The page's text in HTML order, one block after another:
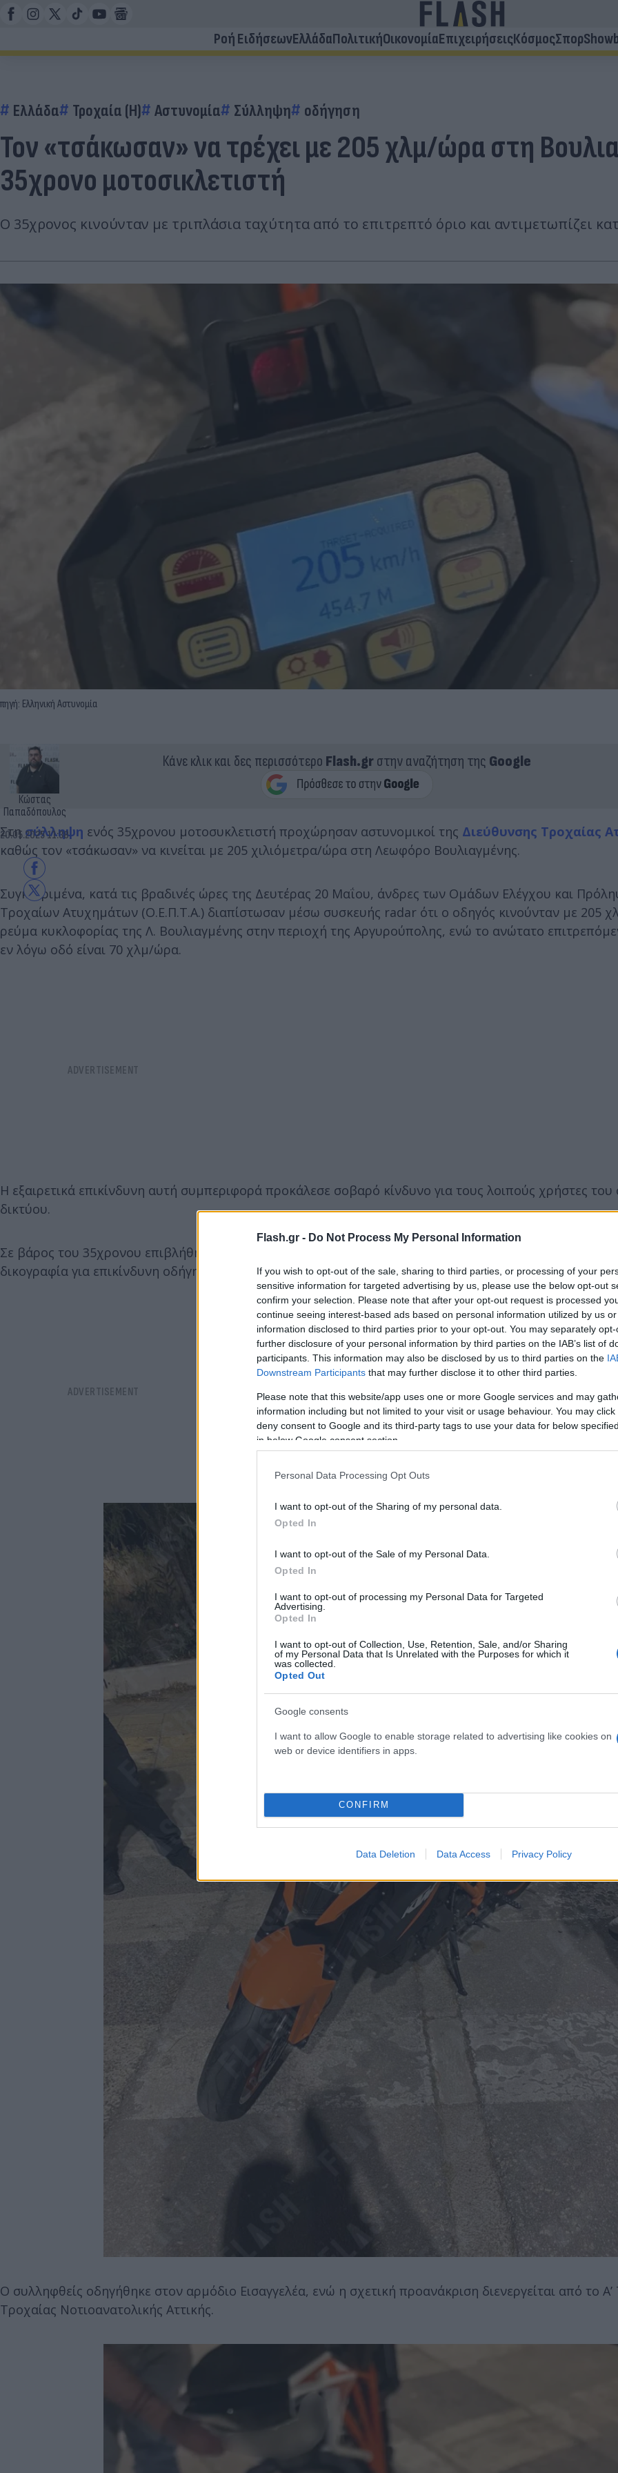
Flash.gr - Do Not Process My Personal Information
If you wish to opt-out of the sale, sharing to third parties, or processing of your
sensitive information for targeted advertising by us, please use the below opt-out
confirm your selection. Please note that after your opt-out request is processed
continue seeing interest-based ads based on personal information utilized by us
information disclosed to third parties prior to your opt-out. You may separately
further disclosure of your personal information by third parties on the IAB’s list of
participants. This information may also be disclosed by us to third parties on the
Downstream Participants that may further disclose it to other third parties.
Please note that this website/app uses one or more Google services and may
information including but not limited to your visit or usage behaviour. You may
deny consent to Google and its third-party tags to use your data for below
in below Google consent section.
Personal Data Processing Opt Outs
I want to opt-out of the Sharing of my personal data.
Opted In
I want to opt-out of the Sale of my Personal Data.
Opted In
I want to opt-out of processing my Personal Data for Targeted
Advertising.
Opted In
I want to opt-out of Collection, Use, Retention, Sale, and/or Sharing
of my Personal Data that Is Unrelated with the Purposes for which it
was collected.
Opted Out
Google consents
I want to allow Google to enable storage related to advertising like cookies on
web or device identifiers in apps.
CONFIRM
Data Deletion Data Access Privacy Policy
Ροή ΕιδήσεωνΕλλάδαΠολιτικήΟικονομίαΕπιχειρήσειςΚόσμοςΣπορ
Ελλάδα Τροχαία (Η) Αστυνομία Σύλληψη οδήγηση
Τον «τσάκωσαν» να τρέχει με 205 χλμ/ώρα στη
35χρονο μοτοσικλετιστή
Ο 35χρονος κινούνταν με τριπλάσια ταχύτητα από το επιτρεπτό όριο και αντιμετωπίζει
πηγή: Ελληνική Αστυνομία
Κώστας
Παπαδόπουλος
20.05.2025 11:38
Κάνε κλικ και δες περισσότερο Flash.grστην αναζήτηση της Google
Στη σύλληψη ενός 35χρονου μοτοσυκλετιστή προχώρησαν αστυνομικοί της Διεύθυνσης Τροχαίας
καθώς τον «τσάκωσαν» να κινείται με 205 χιλιόμετρα/ώρα στη Λεωφόρο Βουλιαγμένης.
Συγκεκριμένα, κατά τις βραδινές ώρες της Δευτέρας 20 Μαΐου, άνδρες των Ομάδων Ελέγχου και
Τροχαίων Ατυχημάτων (Ο.Ε.Π.Τ.Α.) διαπίστωσαν μέσω συσκευής radar ότι ο οδηγός κινούνταν με 205
ρεύμα κυκλοφορίας της Λ. Βουλιαγμένης στην περιοχή της Αργυρούπολης, ενώ το ανώτατο
εν λόγω οδό είναι 70 χλμ/ώρα.
Η εξαιρετικά επικίνδυνη αυτή συμπεριφορά προκάλεσε σοβαρό κίνδυνο για τους λοιπούς χρήστες του
δικτύου.
Σε βάρος του 35χρονου επιβλήθηκαν οι προβλεπόμενες διοικητικές κυρώσεις, ενώ παράλληλα
δικογραφία για επικίνδυνη οδήγηση.
Ο συλληφθείς οδηγήθηκε στον αρμόδιο Εισαγγελέα, ενώ η σχετική προανάκριση διενεργείται από το
Τροχαίας Νοτιοανατολικής Αττικής.